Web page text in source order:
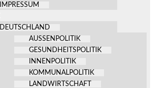
IMPRESSUM
DEUTSCHLAND
AUSSENPOLITIK
GESUNDHEITSPOLITIK
INNENPOLITIK
KOMMUNALPOLITIK
LANDWIRTSCHAFT